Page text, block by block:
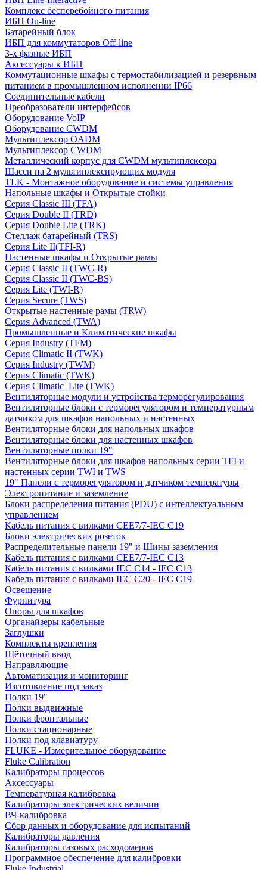
Комплекс бесперебойного питания
ИБП On-line
Батарейный блок
ИБП для коммутаторов Off-line
3-х фазные ИБП
Аксессуары к ИБП
Коммутационные шкафы с термостабилизацией и резервным
питанием в промышленном исполнении IP66
Соединительные кабели
Преобразователи интерфейсов
Оборудование VoIP
Оборудование CWDM
Мультиплекcор OADM
Мультиплексор CWDM
Металлический корпус для CWDM мультиплексора
Шасси на 2 мультиплексирующих модуля
TLK - Монтажное оборудование и системы управления
Напольные шкафы и Открытые стойки
Серия Classic III (TFA)
Серия Double II (TRD)
Серия Double Lite (TRK)
Стеллаж батарейный (TRS)
Серия Lite II(TFI-R)
Настенные шкафы и Открытые рамы
Серия Classic II (TWC-R)
Серия Classic II (TWC-BS)
Серия Lite (TWI-R)
Серия Secure (TWS)
Открытые настенные рамы (TRW)
Серия Advanced (TWA)
Промышленные и Климатические шкафы
Серия Industry (TFM)
Серия Climatic II (TWK)
Серия Industry (TWM)
Серия Climatic (TWK)
Серия Climatic_Lite (TWK)
Вентиляторные модули и устройства терморегулирования
Вентиляторные блоки с терморегулятором и температурным
датчиком для шкафов напольных и настенных
Вентиляторные блоки для напольных шкафов
Вентиляторные блоки для настенных шкафов
Вентиляторные полки 19"
Вентиляторные блоки для шкафов напольных серии TFI и
настенных серии TWI и TWS
19" Панели с терморегулятором и датчиком температуры
Электропитание и заземление
Блоки распределения питания (PDU) с интеллектуальным
управлением
Кабель питания с вилками CEE7/7-IEC C19
Блоки электрических розеток
Распределительные панели 19" и Шины заземления
Кабель питания с вилками CEE7/7-IEC C13
Кабель питания с вилками IEC C14 - IEC C13
Кабель питания с вилками IEC C20 - IEC C19
Освещение
Фурнитура
Опоры для шкафов
Органайзеры кабельные
Заглушки
Комплекты крепления
Щёточный ввод
Направляющие
Автоматизация и мониторинг
Изготовление под заказ
Полки 19"
Полки выдвижные
Полки фронтальные
Полки стационарные
Полки под клавиатуру
FLUKE - Измерительное оборудование
Fluke Calibration
Калибраторы процессов
Аксессуары
Температурная калибровка
Калибраторы электрических величин
ВЧ-калибровка
Сбор данных и оборудование для испытаний
Калибраторы давления
Калибраторы газовых расходомеров
Программное обеспечение для калибровки